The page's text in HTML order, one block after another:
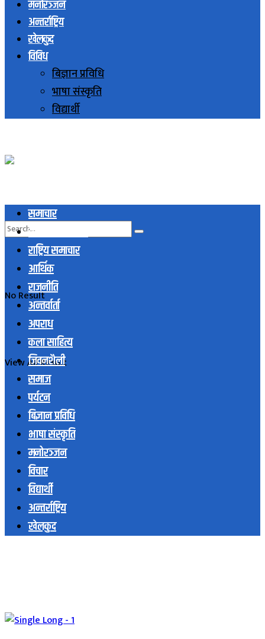
मनोरञ्जन
अन्तर्राष्ट्रिय
खेलकुद
विविध
बिज्ञान प्रविधि
भाषा संस्कृति
विद्यार्थी
No Result
View All Result
समाचार
स्थानिय समाचार
राष्ट्रिय समाचार
आर्थिक
राजनीति
अन्तर्वार्ता
अपराध
कला साहित्य
जिवनशैली
समाज
पर्यटन
बिज्ञान प्रविधि
भाषा संस्कृति
मनोरञ्जन
विचार
विद्यार्थी
अन्तर्राष्ट्रिय
खेलकुद